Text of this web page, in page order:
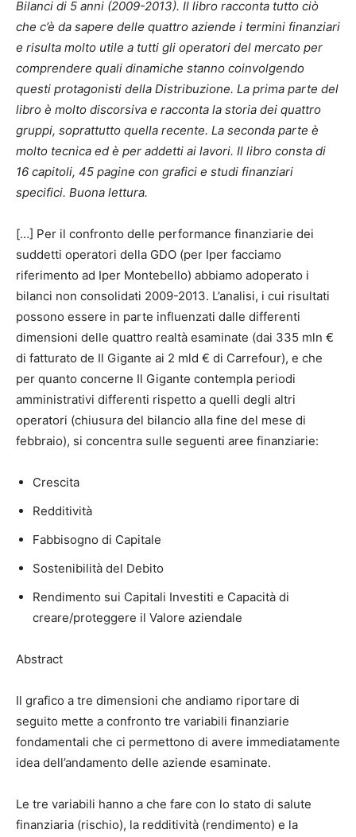
Bilanci di 5 anni (2009-2013). Il libro racconta tutto ciò
che c’è da sapere delle quattro aziende i termini finanziari
e risulta molto utile a tutti gli operatori del mercato per
comprendere quali dinamiche stanno coinvolgendo
questi protagonisti della Distribuzione. La prima parte del
libro è molto discorsiva e racconta la storia dei quattro
gruppi, soprattutto quella recente. La seconda parte è
molto tecnica ed è per addetti ai lavori. Il libro consta di
16 capitoli, 45 pagine con grafici e studi finanziari
specifici. Buona lettura.
[…] Per il confronto delle performance finanziarie dei
suddetti operatori della GDO (per Iper facciamo
riferimento ad Iper Montebello) abbiamo adoperato i
bilanci non consolidati 2009-2013. L’analisi, i cui risultati
possono essere in parte influenzati dalle differenti
dimensioni delle quattro realtà esaminate (dai 335 mln €
di fatturato de Il Gigante ai 2 mld € di Carrefour), e che
per quanto concerne Il Gigante contempla periodi
amministrativi differenti rispetto a quelli degli altri
operatori (chiusura del bilancio alla fine del mese di
febbraio), si concentra sulle seguenti aree finanziarie:
Crescita
Redditività
Fabbisogno di Capitale
Sostenibilità del Debito
Rendimento sui Capitali Investiti e Capacità di
creare/proteggere il Valore aziendale
Abstract
Il grafico a tre dimensioni che andiamo riportare di
seguito mette a confronto tre variabili finanziarie
fondamentali che ci permettono di avere immediatamente
idea dell’andamento delle aziende esaminate.
Le tre variabili hanno a che fare con lo stato di salute
finanziaria (rischio), la redditività (rendimento) e la